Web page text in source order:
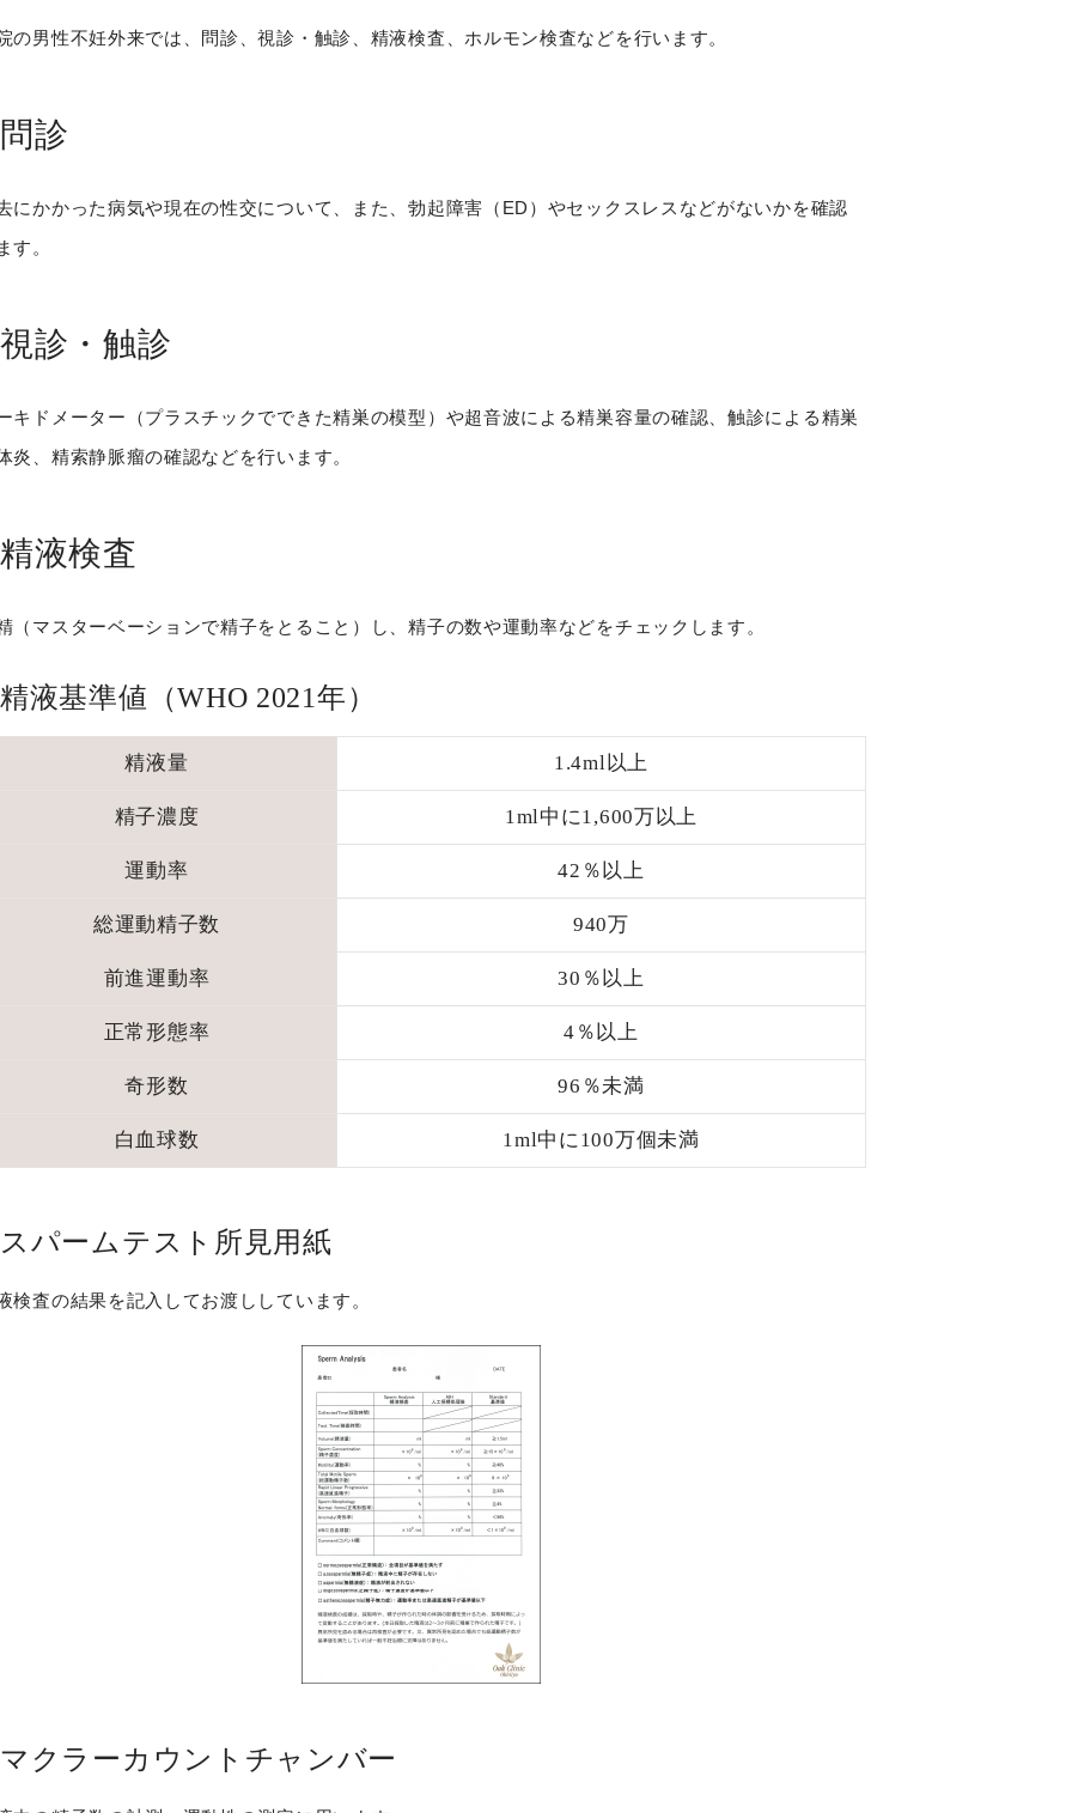
の男性不妊外来では、問診、視診・触診、精液検査、ホルモン検査などを行います。
問診
にかかった病気や現在の性交について、また、勃起障害（ED）やセックスレスなどがないかを確認
す。
視診・触診
キドメーター（プラスチックでできた精巣の模型）や超音波による精巣容量の確認、触診による精巣
炎、精索静脈瘤の確認などを行います。
精液検査
（マスターベーションで精子をとること）し、精子の数や運動率などをチェックします。
精液基準値（WHO 2021年）
精液量 1.4ml以上
精子濃度 1ml中に1,600万以上
運動率 42％以上
総運動精子数 940万
前進運動率 30％以上
正常形態率 4％以上
奇形数 96％未満
白血球数 1ml中に100万個未満
スパームテスト所見用紙
検査の結果を記入してお渡ししています。
マクラーカウントチャンバー